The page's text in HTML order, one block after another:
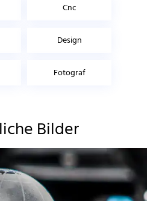
Cnc
Design
Fotograf
Bilder